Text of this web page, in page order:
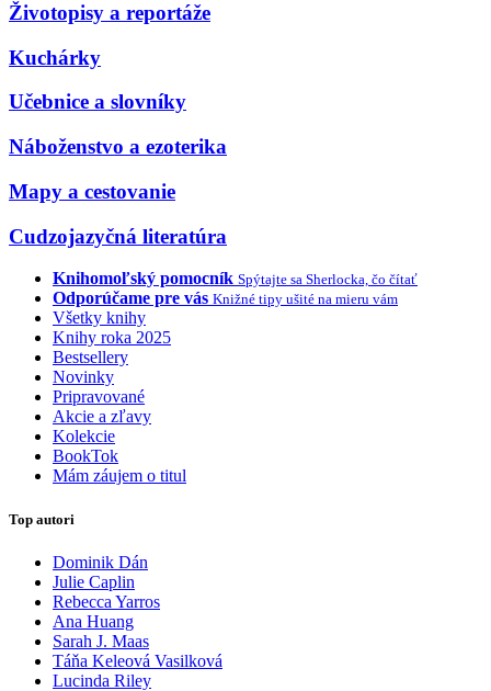
Životopisy a reportáže
Kuchárky
Učebnice a slovníky
Náboženstvo a ezoterika
Mapy a cestovanie
Cudzojazyčná literatúra
Knihomoľský pomocník Spýtajte sa Sherlocka, čo čítať
Odporúčame pre vás Knižné tipy ušité na mieru vám
Všetky knihy
Knihy roka 2025
Bestsellery
Novinky
Pripravované
Akcie a zľavy
Kolekcie
BookTok
Mám záujem o titul
Top autori
Dominik Dán
Julie Caplin
Rebecca Yarros
Ana Huang
Sarah J. Maas
Táňa Keleová Vasilková
Lucinda Riley